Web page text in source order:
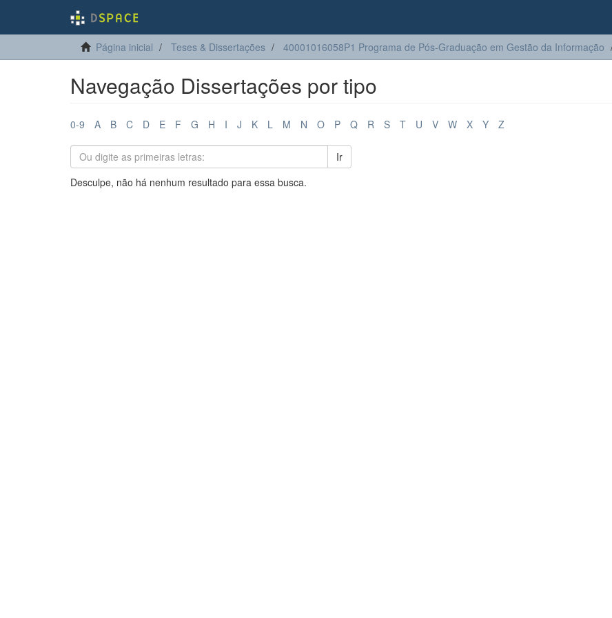
Página inicial Teses & Dissertações 40001016058P1 Programa de Pós-Graduação em Gestão da Informação
Navegação Dissertações por tipo
0-9 A B C D E F G H I J K L M N O P Q R S T U V W X Y Z
Ir
Desculpe, não há nenhum resultado para essa busca.